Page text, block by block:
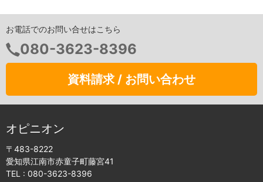
お電話でのお問い合せはこちら
080-3623-8396
資料請求 / お問い合わせ
オピニオン
〒483-8222
愛知県江南市赤童子町藤宮41
TEL : 080-3623-8396